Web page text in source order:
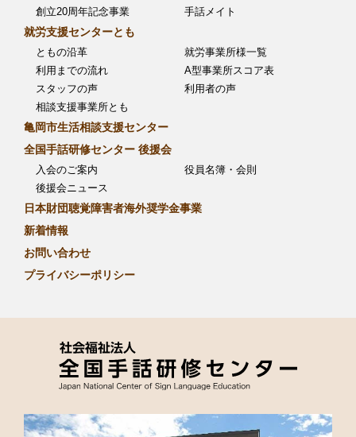
創立20周年記念事業
手話メイト
就労支援センターとも
ともの沿革
就労事業所様一覧
利用までの流れ
A型事業所スコア表
スタッフの声
利用者の声
相談支援事業所とも
亀岡市生活相談支援センター
全国手話研修センター 後援会
入会のご案内
役員名簿・会則
後援会ニュース
日本財団聴覚障害者海外奨学金事業
新着情報
お問い合わせ
プライバシーポリシー